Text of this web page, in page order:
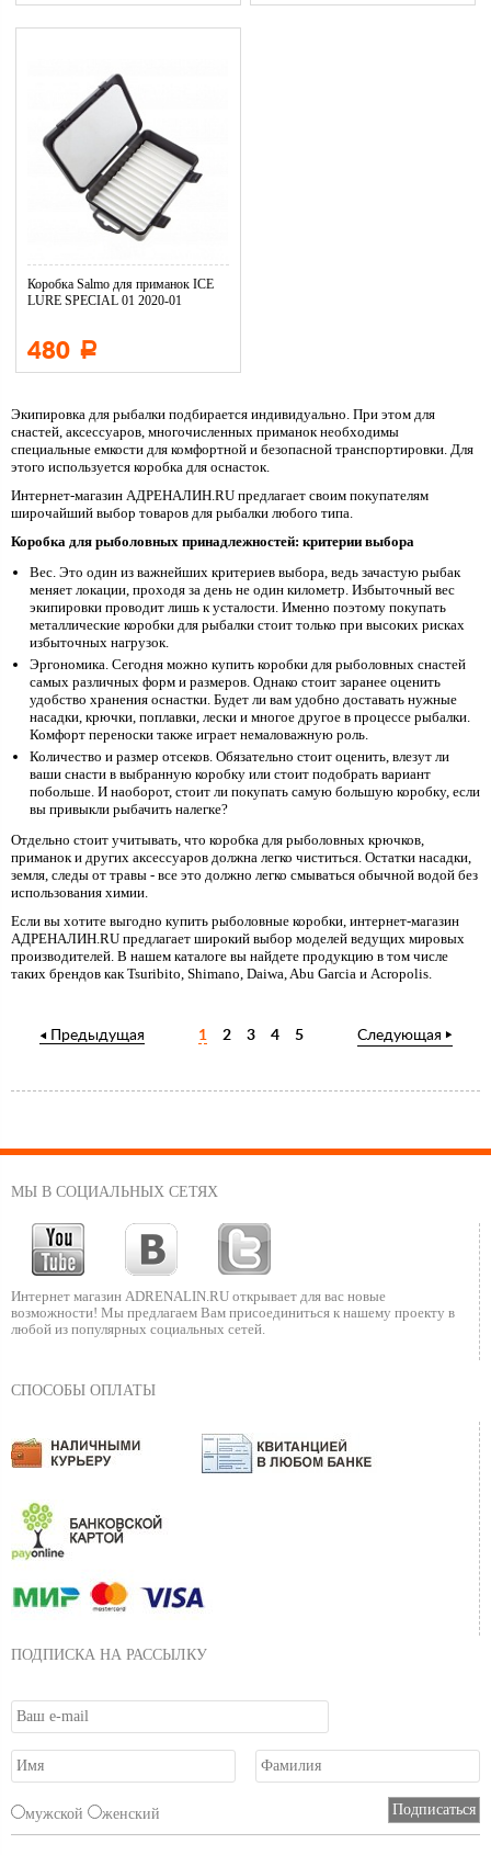
Коробка Salmo для приманок ICE
LURE SPECIAL 01 2020-01
480 Р
Экипировка для рыбалки подбирается индивидуально. При этом для
снастей, аксессуаров, многочисленных приманок необходимы
специальные емкости для комфортной и безопасной транспортировки. Для
этого используется коробка для оснасток.
Интернет-магазин АДРЕНАЛИН.RU предлагает своим покупателям
широчайший выбор товаров для рыбалки любого типа.
Коробка для рыболовных принадлежностей: критерии выбора
Вес. Это один из важнейших критериев выбора, ведь зачастую рыбак
меняет локации, проходя за день не один километр. Избыточный вес
экипировки проводит лишь к усталости. Именно поэтому покупать
металлические коробки для рыбалки стоит только при высоких рисках
избыточных нагрузок.
Эргономика. Сегодня можно купить коробки для рыболовных снастей
самых различных форм и размеров. Однако стоит заранее оценить
удобство хранения оснастки. Будет ли вам удобно доставать нужные
насадки, крючки, поплавки, лески и многое другое в процессе рыбалки.
Комфорт переноски также играет немаловажную роль.
Количество и размер отсеков. Обязательно стоит оценить, влезут ли
ваши снасти в выбранную коробку или стоит подобрать вариант
побольше. И наоборот, стоит ли покупать самую большую коробку, если
вы привыкли рыбачить налегке?
Отдельно стоит учитывать, что коробка для рыболовных крючков,
приманок и других аксессуаров должна легко чиститься. Остатки насадки,
земля, следы от травы - все это должно легко смываться обычной водой без
использования химии.
Если вы хотите выгодно купить рыболовные коробки, интернет-магазин
АДРЕНАЛИН.RU предлагает широкий выбор моделей ведущих мировых
производителей. В нашем каталоге вы найдете продукцию в том числе
таких брендов как Tsuribito, Shimano, Daiwa, Abu Garcia и Acropolis.
Предыдущая 1 2 3 4 5 Следующая
МЫ В СОЦИАЛЬНЫХ СЕТЯХ
Интернет магазин ADRENALIN.RU открывает для вас новые
возможности! Мы предлагаем Вам присоединиться к нашему проекту в
любой из популярных социальных сетей.
СПОСОБЫ ОПЛАТЫ
ПОДПИСКА НА РАССЫЛКУ
мужской женский